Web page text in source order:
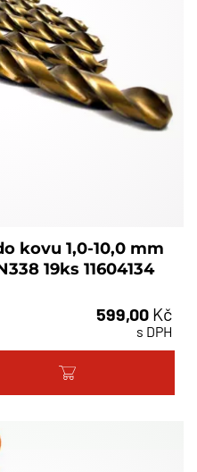
kovu 1,0-10,0 mm
19ks 11604134
599,00 Kč
s DPH